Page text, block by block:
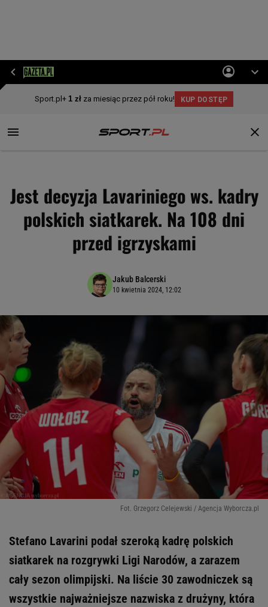
Jest decyzja Lavariniego ws. kadry
polskich siatkarek. Na 108 dni
przed igrzyskami
Jakub Balcerski
10 kwietnia 2024, 12:02
Fot. Grzegorz Celejewski / Agencja Wyborcza.pl
Stefano Lavarini podał szeroką kadrę polskich
siatkarek na rozgrywki Ligi Narodów, a zarazem
cały sezon olimpijski. Na liście 30 zawodniczek są
wszystkie najważniejsze nazwiska z drużyny, która